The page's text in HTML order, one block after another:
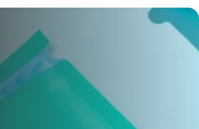
om seksueel contact te
te gebruiken.
de uitslag via de beveiligde app
naar je afspraak. Informeer
zij zich kunnen laten adviseren of
of klachten adviseren wij om
met een arts of zorgprofessional.